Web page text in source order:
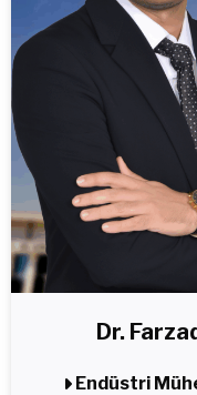
Dr.
Endüstri